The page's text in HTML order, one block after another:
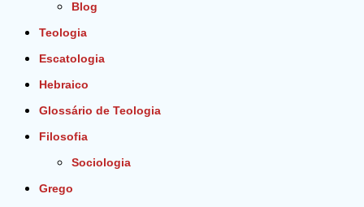
Blog
Teologia
Escatologia
Hebraico
Glossário de Teologia
Filosofia
Sociologia
Grego